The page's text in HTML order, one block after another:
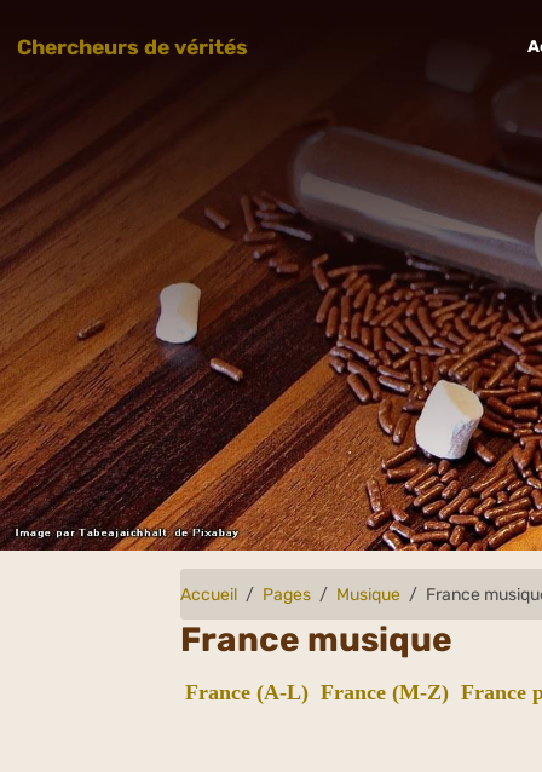
Chercheurs de vérités
Accueil Pages Musique France
France musique
France (A-L) France (M-Z) France